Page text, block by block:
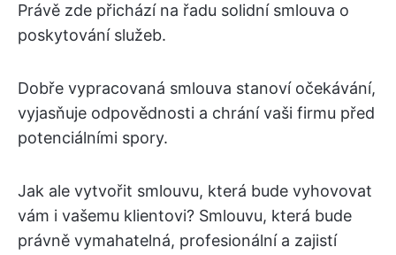
Právě zde přichází na řadu solidní smlouva o
poskytování služeb.
Dobře vypracovaná smlouva stanoví očekávání,
vyjasňuje odpovědnosti a chrání vaši firmu před
potenciálními spory.
Jak ale vytvořit smlouvu, která bude vyhovovat
vám i vašemu klientovi? Smlouvu, která bude
právně vymahatelná, profesionální a zajistí